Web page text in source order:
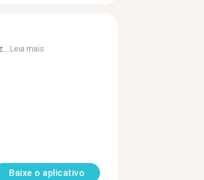
Leia mais
Baixe o aplicativo